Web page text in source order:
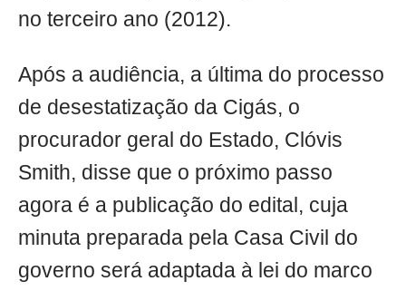
no terceiro ano (2012).
Após a audiência, a última do processo
de desestatização da Cigás, o
procurador geral do Estado, Clóvis
Smith, disse que o próximo passo
agora é a publicação do edital, cuja
minuta preparada pela Casa Civil do
governo será adaptada à lei do marco